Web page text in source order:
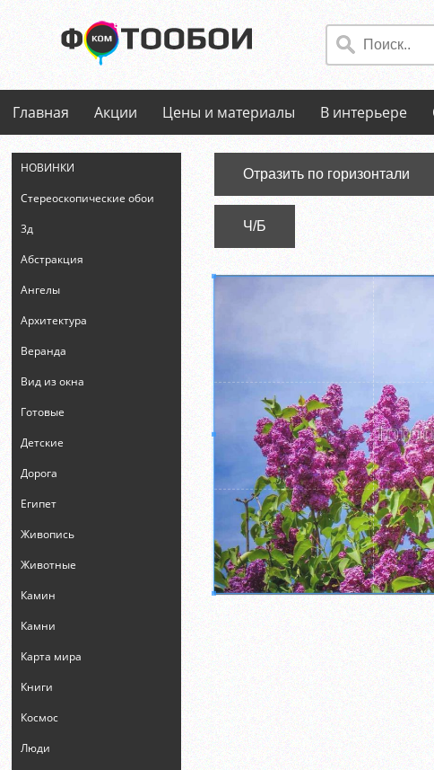
Главная Акции Цены и материалы В интерьере
НОВИНКИ
Стереоскопические обои
3д
Абстракция
Ангелы
Архитектура
Веранда
Вид из окна
Готовые
Детские
Дорога
Египет
Живопись
Животные
Камин
Камни
Карта мира
Книги
Космос
Люди
Отразить по горизонтали
Ч/Б